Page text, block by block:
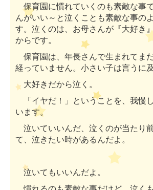
保育園に慣れていくのも素敵な事
んがいい～と泣くことも素敵な事の
す。泣くのは、お母さんが『大好き
からです。
保育園は、年長さんで生まれてま
経っていません。小さい子は言うに及
大好きだから泣く。
「イヤだ！」ということを、我慢
います。
泣いていいんだ、泣くのが当たり
て、泣きたい時があるんだよ。
泣いてもいいんだよ。